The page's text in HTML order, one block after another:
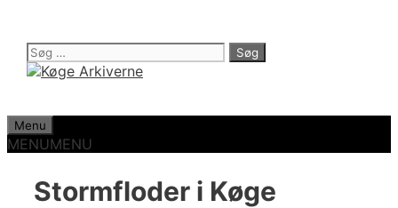
indhold
Søg
efter:
Menu
MENUMENU
Stormfloder i Køge